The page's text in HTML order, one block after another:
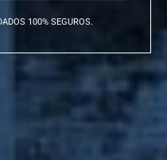
100% SEGUROS.